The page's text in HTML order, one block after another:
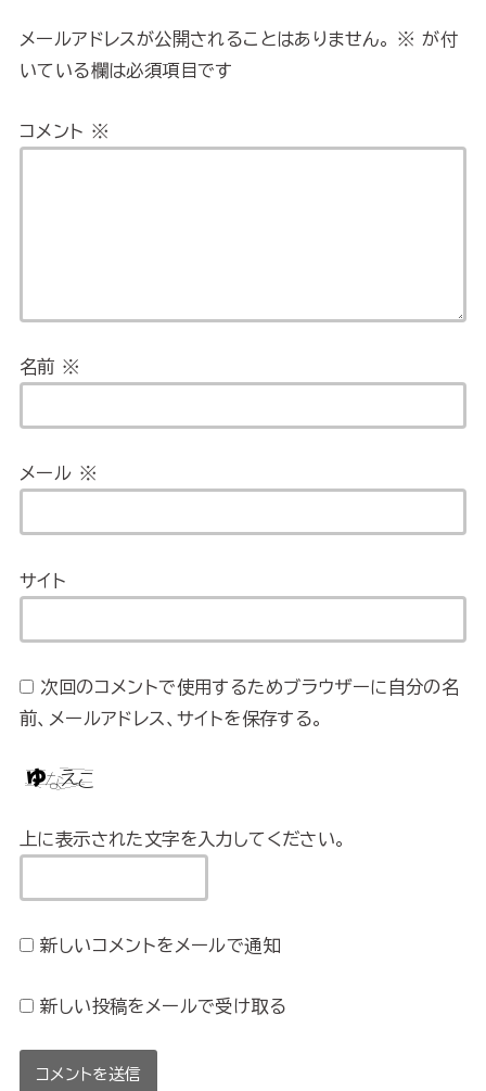
メールアドレスが公開されることはありません。 ※ が付
いている欄は必須項目です
コメント ※
名前 ※
メール ※
サイト
次回のコメントで使用するためブラウザーに自分の名
前、メールアドレス、サイトを保存する。
上に表示された文字を入力してください。
新しいコメントをメールで通知
新しい投稿をメールで受け取る